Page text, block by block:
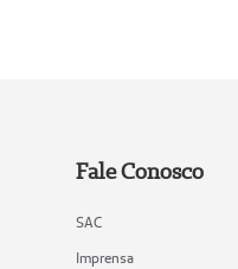
Fale Conosco
SAC
Imprensa